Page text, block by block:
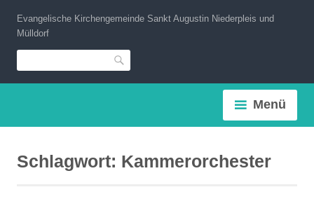
Inhalt
springen
Evangelische Kirchengemeinde Sankt Augustin Niederpleis und
Mülldorf
Suche
Menü
Schlagwort: Kammerorchester